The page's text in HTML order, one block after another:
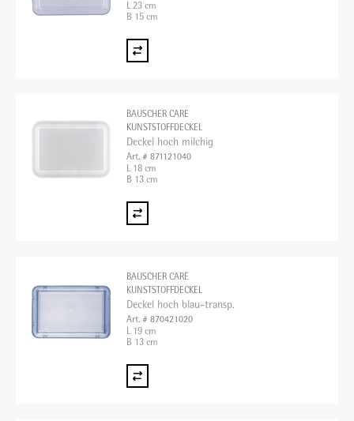
L 23 cm
B 15 cm
BAUSCHER CARE
KUNSTSTOFFDECKEL
Deckel hoch milchig
Art. # 871121040
L 18 cm
B 13 cm
BAUSCHER CARE
KUNSTSTOFFDECKEL
Deckel hoch blau-transp.
Art. # 870421020
L 19 cm
B 13 cm